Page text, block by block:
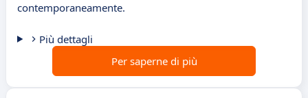
contemporaneamente.
Più dettagli
Per saperne di più